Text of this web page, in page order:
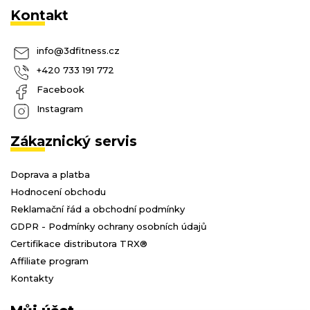
Kontakt
info@3dfitness.cz
+420 733 191 772
Facebook
Instagram
Zákaznický servis
Doprava a platba
Hodnocení obchodu
Reklamační řád a obchodní podmínky
GDPR - Podmínky ochrany osobních údajů
Certifikace distributora TRX®
Affiliate program
Kontakty